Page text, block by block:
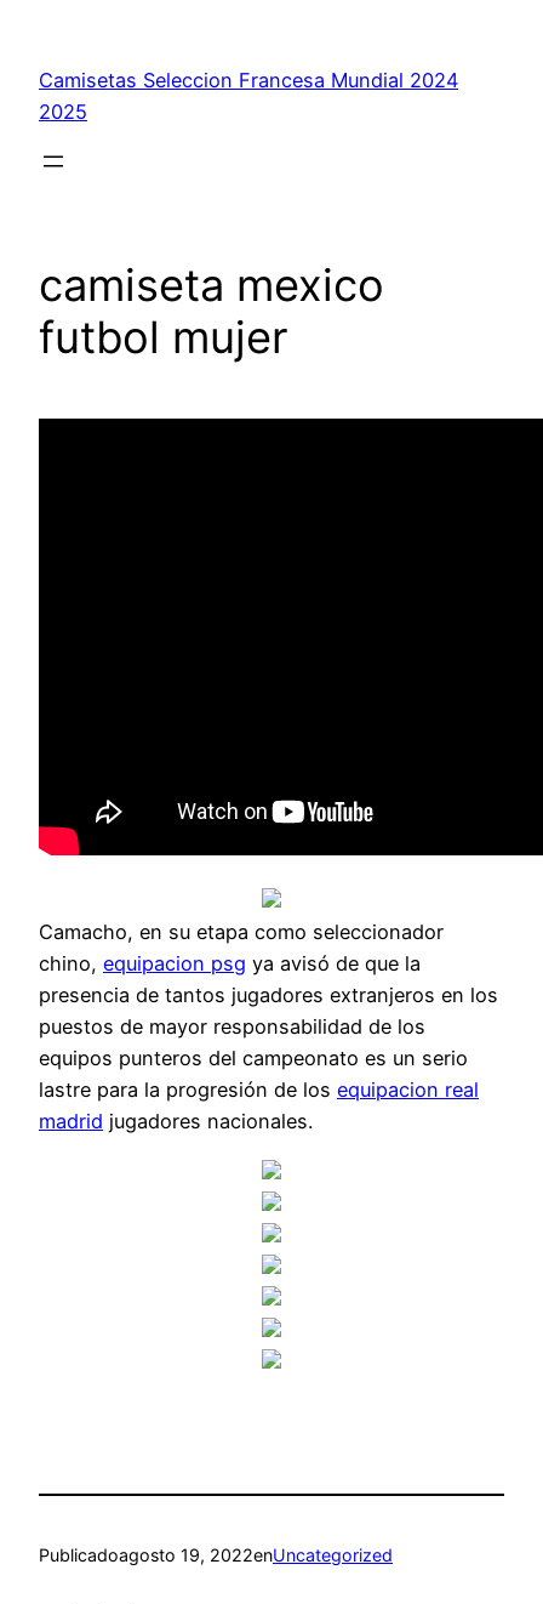
contenido
Camisetas Seleccion Francesa Mundial 2024
2025
camiseta mexico
futbol mujer
Camacho, en su etapa como seleccionador
chino, equipacion psg ya avisó de que la
presencia de tantos jugadores extranjeros en los
puestos de mayor responsabilidad de los
equipos punteros del campeonato es un serio
lastre para la progresión de los equipacion real
madrid jugadores nacionales.
Publicadoagosto 19, 2022enUncategorized